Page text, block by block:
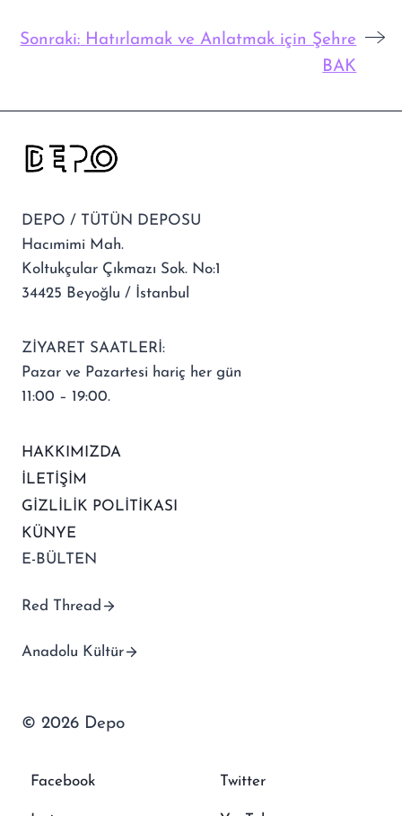
Sonraki: Hatırlamak ve Anlatmak için Şehre
BAK
DEPO / TÜTÜN DEPOSU
Hacımimi Mah.
Koltukçular Çıkmazı Sok. No:1
34425 Beyoğlu / İstanbul
ZİYARET SAATLERİ:
Pazar ve Pazartesi hariç her gün
11:00 – 19:00.
HAKKIMIZDA
İLETİŞİM
GİZLİLİK POLİTİKASI
KÜNYE
E-BÜLTEN
Red Thread
Anadolu Kültür
© 2026 Depo
Facebook Twitter